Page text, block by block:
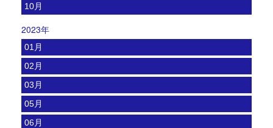
10月
2023年
01月
02月
03月
05月
06月